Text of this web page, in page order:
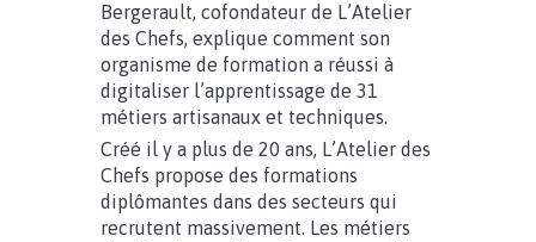
Bergerault, cofondateur de L’Atelier
des Chefs, explique comment son
organisme de formation a réussi à
digitaliser l’apprentissage de 31
métiers artisanaux et techniques.
Créé il y a plus de 20 ans, L’Atelier des
Chefs propose des formations
diplômantes dans des secteurs qui
recrutent massivement. Les métiers